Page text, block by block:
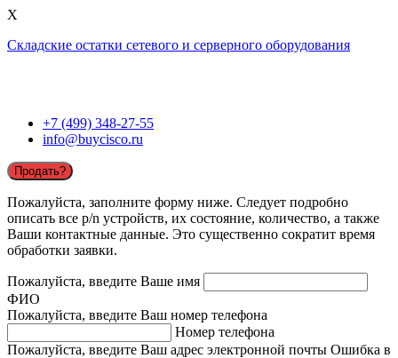
X
Складские остатки сетевого и серверного оборудования
+7 (499) 348-27-55
info@buycisco.ru
Продать?
Пожалуйста, заполните форму ниже. Следует подробно
описать все p/n устройств, их состояние, количество, а также
Ваши контактные данные. Это существенно сократит время
обработки заявки.
Пожалуйста, введите Ваше имя
ФИО
Пожалуйста, введите Ваш номер телефона
Номер телефона
Пожалуйста, введите Ваш адрес электронной почты Ошибка в